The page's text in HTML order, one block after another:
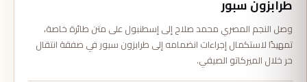
طرابزون سبور
وصل النجم المصري محمد صلاح إلى إسطنبول على متن طائرة خاصة،
تمهيدًا لاستكمال إجراءات انضمامه إلى طرابزون سبور في صفقة انتقال
حر خلال الميركاتو الصيفي.